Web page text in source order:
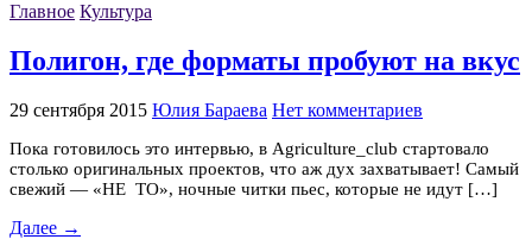
Главное Культура
Полигон, где форматы пробуют на вкус
29 сентября 2015 Юлия Бараева Нет комментариев
Пока готовилось это интервью, в Agriculture_club стартовало
столько оригинальных проектов, что аж дух захватывает! Самый
свежий — «НЕ ТО», ночные читки пьес, которые не идут […]
Далее →